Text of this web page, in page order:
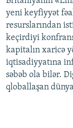
yeni keyfiyyət
resurslarından
keçirdiyi
kapitalın xaricə
iqtisadiyyatına
səbəb ola bilər.
qloballaşan